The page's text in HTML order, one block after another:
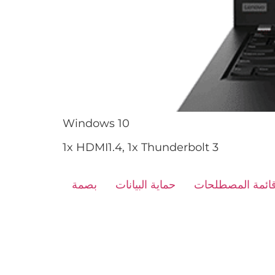
Windows 10
1x HDMI1.4, 1x Thunderbolt 3
بصمة حماية البيانات المصطلحات